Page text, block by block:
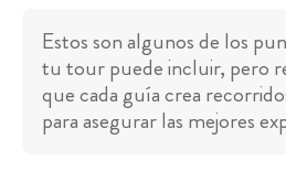
Estos son algunos de los
tu tour puede incluir, pero
que cada guía crea
para asegurar las mejores